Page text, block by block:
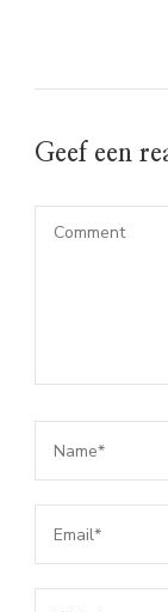
Geef een